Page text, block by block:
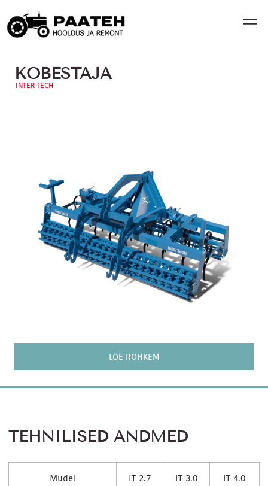
KOBESTAJA
INTER TECH
LOE ROHKEM
TEHNILISED ANDMED
Mudel IT 2.7 IT 3.0 IT 4.0